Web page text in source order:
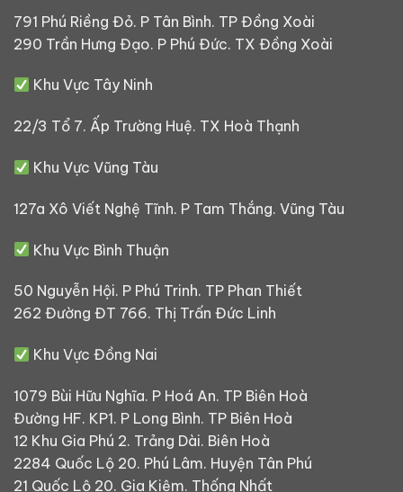
791 Phú Riềng Đỏ. P Tân Bình. TP Đồng Xoài
290 Trần Hưng Đạo. P Phú Đức. TX Đồng Xoài
Khu Vực Tây Ninh
22/3 Tổ 7. Ấp Trường Huệ. TX Hoà Thạnh
Khu Vực Vũng Tàu
127a Xô Viết Nghệ Tĩnh. P Tam Thắng. Vũng Tàu
Khu Vực Bình Thuận
50 Nguyễn Hội. P Phú Trinh. TP Phan Thiết
262 Đường ĐT 766. Thị Trấn Đức Linh
Khu Vực Đồng Nai
1079 Bùi Hữu Nghĩa. P Hoá An. TP Biên Hoà
Đường HF. KP1. P Long Bình. TP Biên Hoà
12 Khu Gia Phú 2. Trảng Dài. Biên Hoà
2284 Quốc Lộ 20. Phú Lâm. Huyện Tân Phú
21 Quốc Lộ 20. Gia Kiệm. Thống Nhất